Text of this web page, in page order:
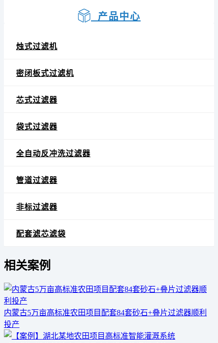
产品中心
烛式过滤机
密闭板式过滤机
芯式过滤器
袋式过滤器
全自动反冲洗过滤器
管道过滤器
非标过滤器
配套滤芯滤袋
相关案例
内蒙古5万亩高标准农田项目配套84套砂石+叠片过滤器顺利
投产